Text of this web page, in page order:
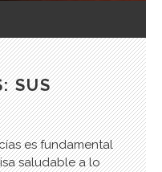
SUS
es fundamental
saludable a lo